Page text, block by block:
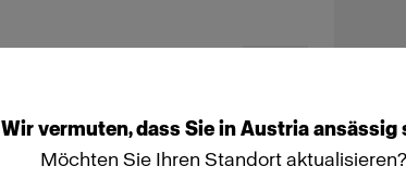
Wirvermuten,dass SieinAustria ansässig
Möchten Sie Ihren Standort aktualisieren?